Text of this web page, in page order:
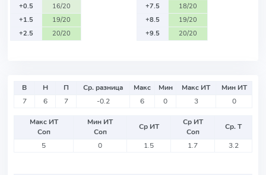
+0.5
16/20
+1.5
19/20
+2.5
20/20
+7.5
18/20
+8.5
19/20
+9.5
20/20
В Н П Ср. разница Макс Мин Макс ИТ
Мин ИТ
7
6 7 -0.2 6 0 3 0
Макс ИТ
Соп
Мин ИТ
Соп
Ср ИТ
Ср ИТ
Соп
Ср. Т
5
0 1.5 1.7 3.2